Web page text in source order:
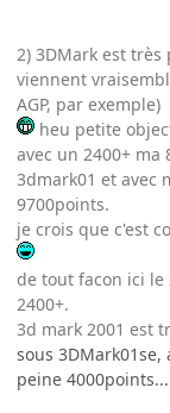
2) 3DMark est très
viennent
AGP, par exemple)
heu petite
avec un 2400+ ma
3dmark01 et avec
9700points.
je crois que c'est
de tout facon ici
2400+.
3d mark 2001 est
sous 3DMark01se,
peine